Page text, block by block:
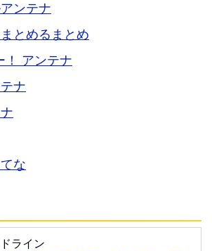
ンテナ
とめるまとめ
！ アンテナ
ナ
な
ライン